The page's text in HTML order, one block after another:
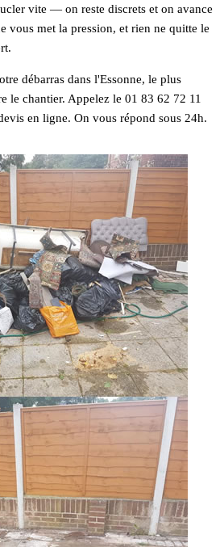
vite — on reste discrets et on avance
vous met la pression, et rien ne quitte le
débarras dans l'Essonne, le plus
le chantier. Appelez le 01 83 62 72 11
en ligne. On vous répond sous 24h.